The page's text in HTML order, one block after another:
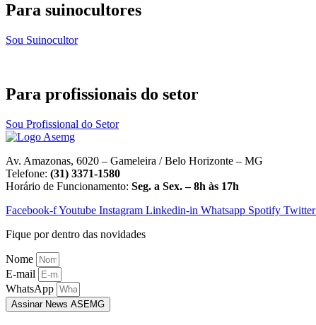
Para suinocultores
Sou Suinocultor
Para profissionais do setor
Sou Profissional do Setor
Av. Amazonas, 6020 – Gameleira / Belo Horizonte – MG
Telefone: (31) 3371-1580
Horário de Funcionamento: Seg. a Sex. – 8h às 17h
Facebook-fYoutube Instagram Linkedin-in Whatsapp Spotify Twitter
Fique por dentro das novidades
Nome
E-mail
WhatsApp
Assinar News ASEMG